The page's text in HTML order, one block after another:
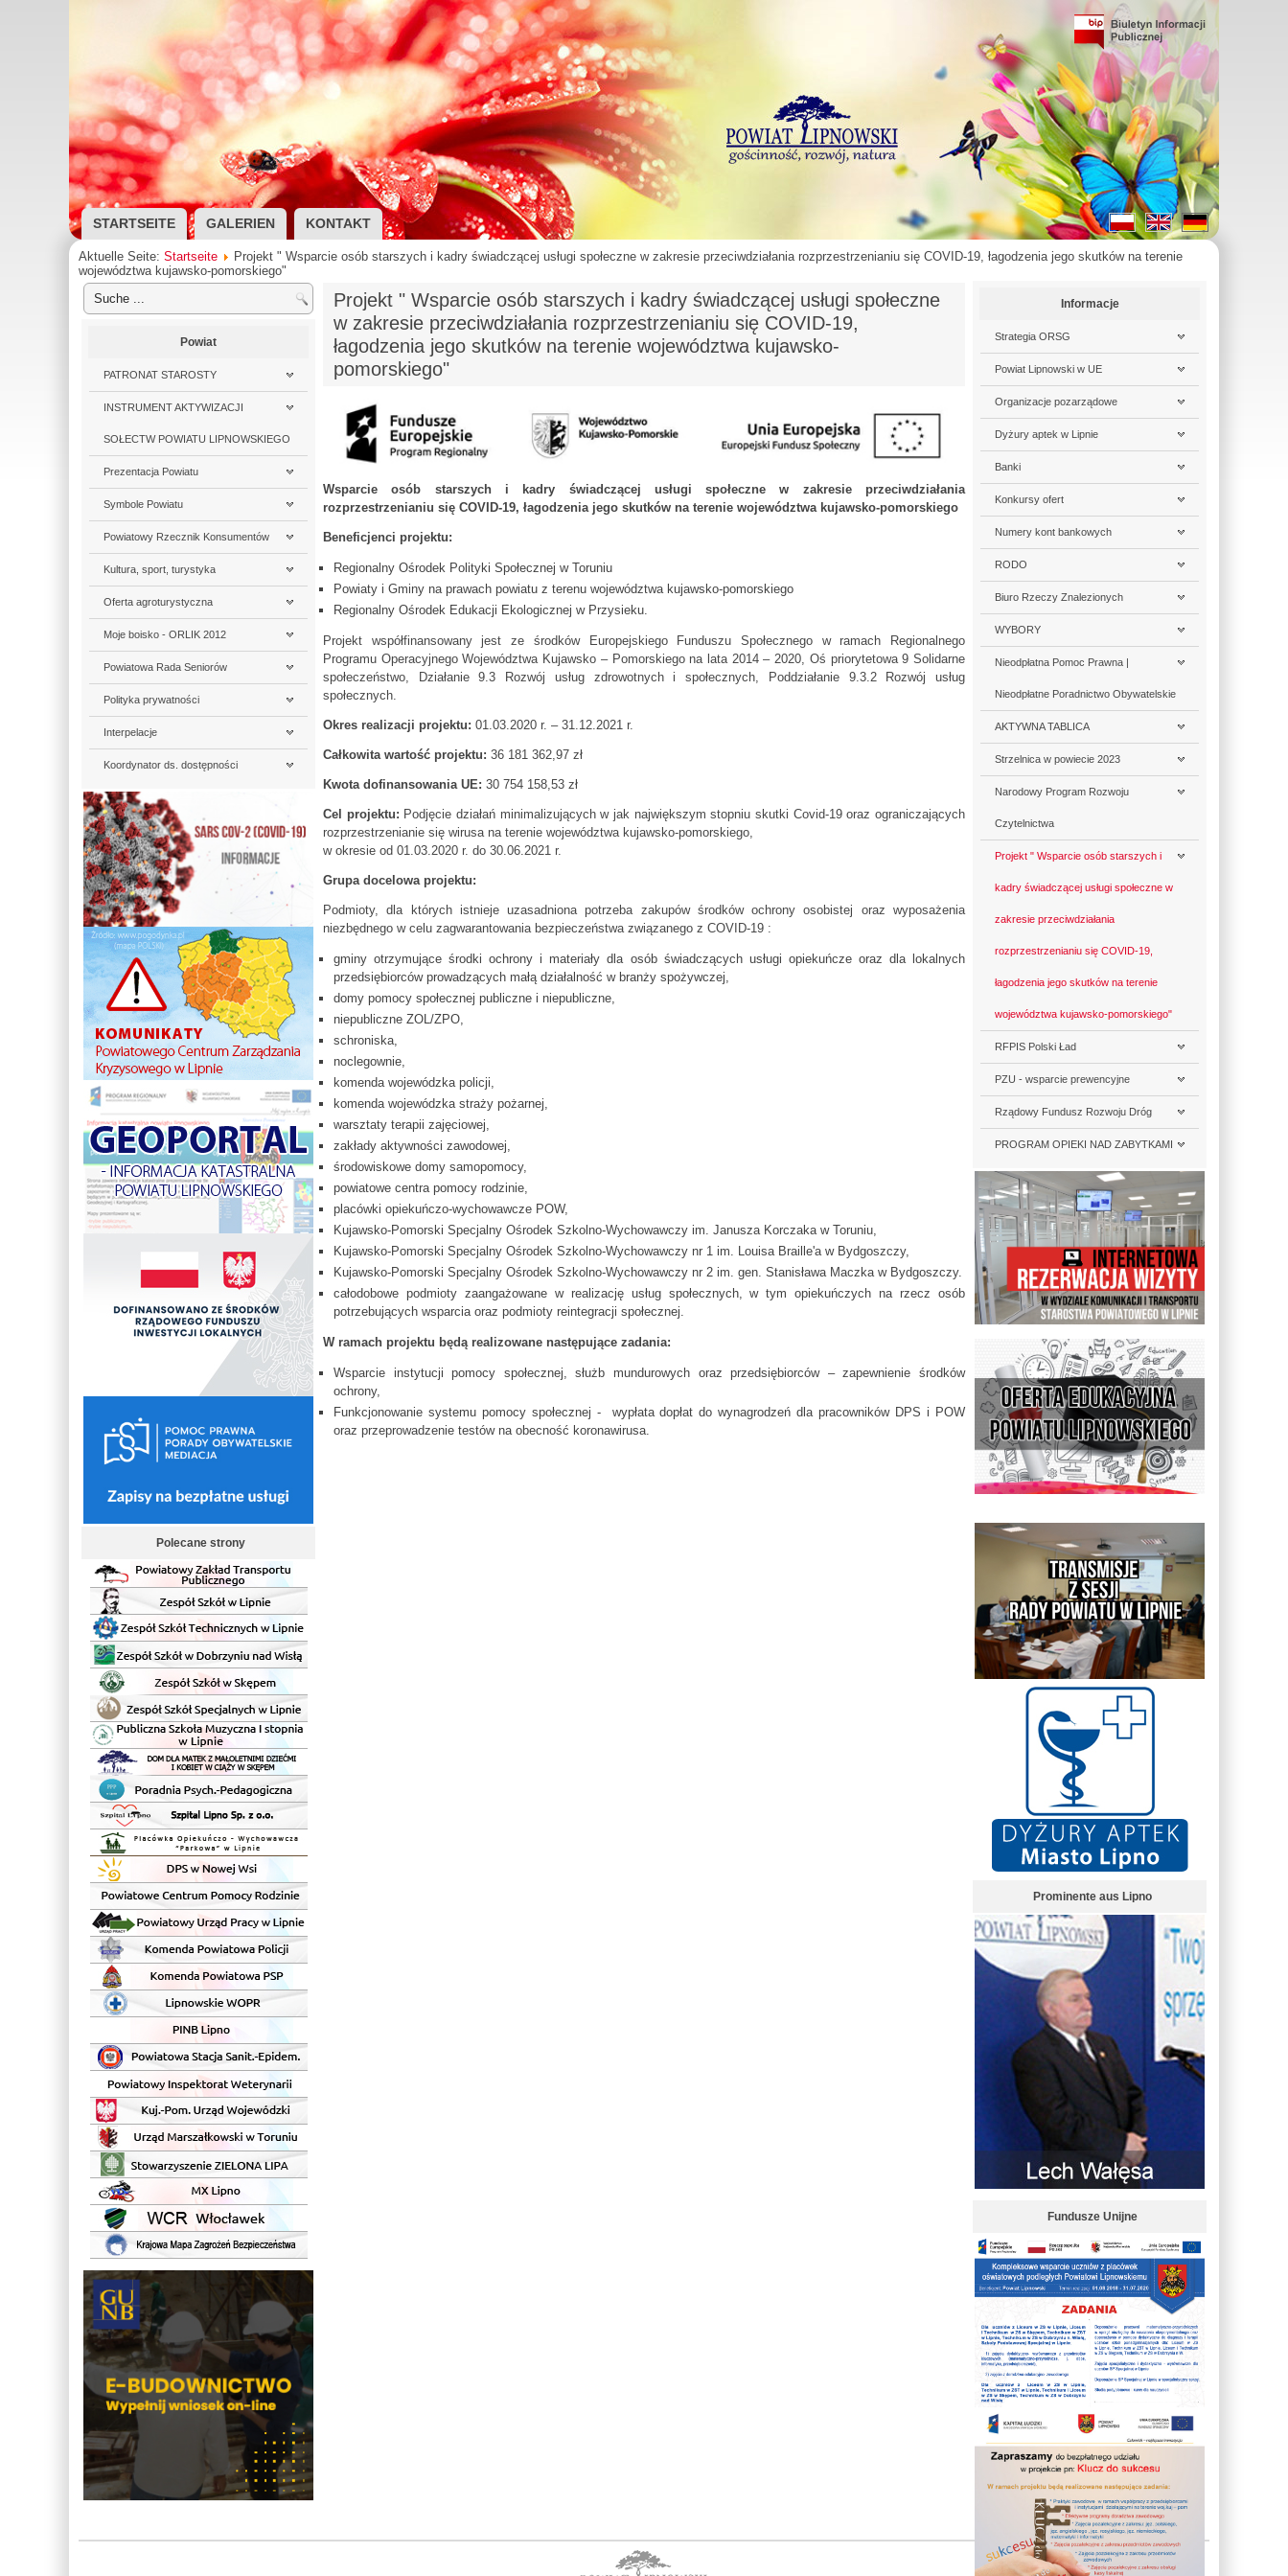
STARTSEITE GALERIEN KONTAKT
Aktuelle Seite: Startseite
Projekt " Wsparcie osób starszych i kadry świadczącej usługi społeczne w zakresie przeciwdziałania rozprzestrzenianiu się COVID-19, łagodzenia jego skutków na terenie
województwa kujawsko-pomorskiego"
Powiat
PATRONAT STAROSTY
INSTRUMENT AKTYWIZACJI
SOŁECTW POWIATU LIPNOWSKIEGO
Prezentacja Powiatu
Symbole Powiatu
Powiatowy Rzecznik Konsumentów
Kultura, sport, turystyka
Oferta agroturystyczna
Moje boisko - ORLIK 2012
Powiatowa Rada Seniorów
Polityka prywatności
Interpelacje
Koordynator ds. dostępności
Polecane strony
Projekt " Wsparcie osób starszych i kadry świadczącej usługi społeczne
w zakresie przeciwdziałania rozprzestrzenianiu się COVID-19,
łagodzenia jego skutków na terenie województwa kujawsko-
pomorskiego"
Wsparcie osób starszych i kadry świadczącej usługi społeczne w zakresie przeciwdziałania
rozprzestrzenianiu się COVID-19, łagodzenia jego skutków na terenie województwa kujawsko-pomorskiego
Beneficjenci projektu:
Regionalny Ośrodek Polityki Społecznej w Toruniu
Powiaty i Gminy na prawach powiatu z terenu województwa kujawsko-pomorskiego
Regionalny Ośrodek Edukacji Ekologicznej w Przysieku.
Projekt współfinansowany jest ze środków Europejskiego Funduszu Społecznego w ramach Regionalnego
Programu Operacyjnego Województwa Kujawsko – Pomorskiego na lata 2014 – 2020, Oś priorytetowa 9 Solidarne
społeczeństwo, Działanie 9.3 Rozwój usług zdrowotnych i społecznych, Poddziałanie 9.3.2 Rozwój usług
społecznych.
Okres realizacji projektu: 01.03.2020 r. – 31.12.2021 r.
Całkowita wartość projektu: 36 181 362,97 zł
Kwota dofinansowania UE: 30 754 158,53 zł
Cel projektu: Podjęcie działań minimalizujących w jak największym stopniu skutki Covid-19 oraz ograniczających
rozprzestrzenianie się wirusa na terenie województwa kujawsko-pomorskiego,
w okresie od 01.03.2020 r. do 30.06.2021 r.
Grupa docelowa projektu:
Podmioty, dla których istnieje uzasadniona potrzeba zakupów środków ochrony osobistej oraz wyposażenia
niezbędnego w celu zagwarantowania bezpieczeństwa związanego z COVID-19 :
gminy otrzymujące środki ochrony i materiały dla osób świadczących usługi opiekuńcze oraz dla lokalnych
przedsiębiorców prowadzących małą działalność w branży spożywczej,
domy pomocy społecznej publiczne i niepubliczne,
niepubliczne ZOL/ZPO,
schroniska,
noclegownie,
komenda wojewódzka policji,
komenda wojewódzka straży pożarnej,
warsztaty terapii zajęciowej,
zakłady aktywności zawodowej,
środowiskowe domy samopomocy,
powiatowe centra pomocy rodzinie,
placówki opiekuńczo-wychowawcze POW,
Kujawsko-Pomorski Specjalny Ośrodek Szkolno-Wychowawczy im. Janusza Korczaka w Toruniu,
Kujawsko-Pomorski Specjalny Ośrodek Szkolno-Wychowawczy nr 1 im. Louisa Braille'a w Bydgoszczy,
Kujawsko-Pomorski Specjalny Ośrodek Szkolno-Wychowawczy nr 2 im. gen. Stanisława Maczka w Bydgoszczy.
całodobowe podmioty zaangażowane w realizację usług społecznych, w tym opiekuńczych na rzecz osób
potrzebujących wsparcia oraz podmioty reintegracji społecznej.
W ramach projektu będą realizowane następujące zadania:
Wsparcie instytucji pomocy społecznej, służb mundurowych oraz przedsiębiorców – zapewnienie środków
ochrony,
Funkcjonowanie systemu pomocy społecznej - wypłata dopłat do wynagrodzeń dla pracowników DPS i POW
oraz przeprowadzenie testów na obecność koronawirusa.
Informacje
Strategia ORSG
Powiat Lipnowski w UE
Organizacje pozarządowe
Dyżury aptek w Lipnie
Banki
Konkursy ofert
Numery kont bankowych
RODO
Biuro Rzeczy Znalezionych
WYBORY
Nieodpłatna Pomoc Prawna |
Nieodpłatne Poradnictwo Obywatelskie
AKTYWNA TABLICA
Strzelnica w powiecie 2023
Narodowy Program Rozwoju
Czytelnictwa
Projekt " Wsparcie osób starszych i
kadry świadczącej usługi społeczne w
zakresie przeciwdziałania
rozprzestrzenianiu się COVID-19,
łagodzenia jego skutków na terenie
województwa kujawsko-pomorskiego"
RFPIS Polski Ład
PZU - wsparcie prewencyjne
Rządowy Fundusz Rozwoju Dróg
PROGRAM OPIEKI NAD ZABYTKAMI
Prominente aus Lipno
Fundusze Unijne